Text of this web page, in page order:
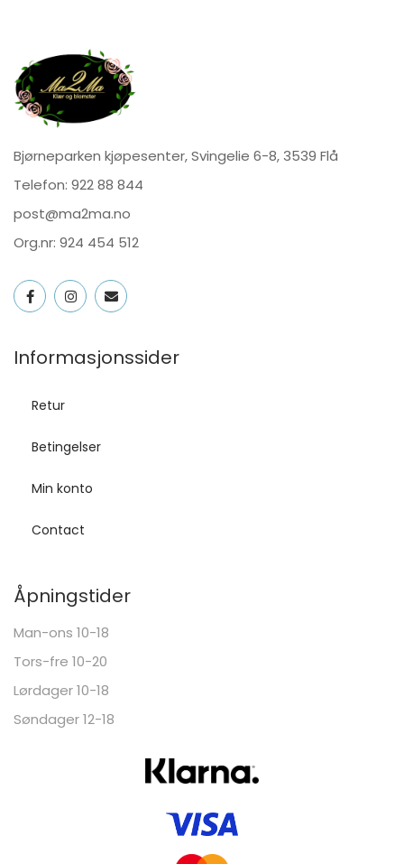
Bjørneparken kjøpesenter, Svingelie 6-8, 3539 Flå
Telefon: 922 88 844
post@ma2ma.no
Org.nr: 924 454 512
Informasjonssider
Retur
Betingelser
Min konto
Contact
Åpningstider
Man-ons 10-18
Tors-fre 10-20
Lørdager 10-18
Søndager 12-18